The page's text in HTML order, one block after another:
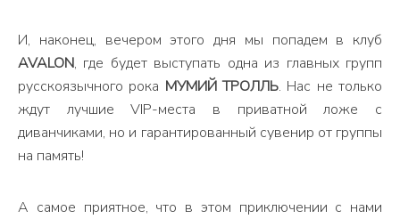
И, наконец, вечером этого дня мы попадем в клуб
AVALON, где будет выступать одна из главных групп
русскоязычного рока МУМИЙ ТРОЛЛЬ. Нас не только
ждут лучшие VIP-места в приватной ложе с
диванчиками, но и гарантированный сувенир от группы
на память!
А самое приятное, что в этом приключении с нами